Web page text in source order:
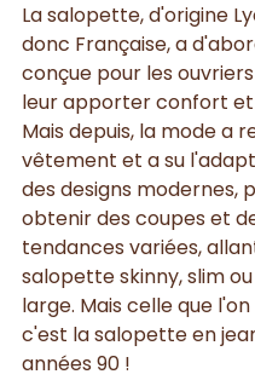
La salopette, d'origine
donc Française, a
conçue pour les
leur apporter confort
Mais depuis, la mode a
vêtement et a su
des designs modernes,
obtenir des coupes et
tendances variées,
salopette skinny, slim
large. Mais celle que
c'est la salopette en
années 90 !